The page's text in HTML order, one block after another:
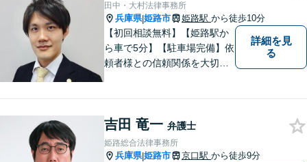
田中・大村法律事務所
兵庫県|姫路市 姫路駅 から徒歩10分
【初回相談無料】【姫路駅か
ら車で5分】【駐車場完備】依
頼者様との信頼関係を大切
談をお受けしております。離
婚・借金問題・交通事故・企
業法務など幅広く対応してい
詳細を見
る
吉田 竜一 弁護士
姫路総合法律事務所
兵庫県|姫路市 京口駅 から徒歩9分